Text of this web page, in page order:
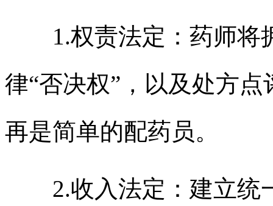
1.权责法定：药师将
律“否决权”，以及处方
再是简单的配药员。
2.收入法定：建立统